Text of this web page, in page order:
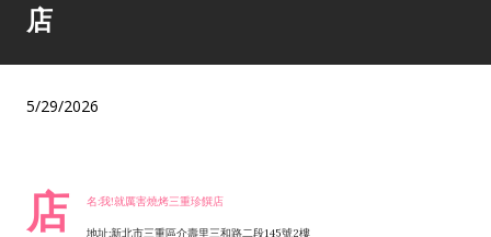
店
5/29/2026
店 名:我!就厲害燒烤三重珍饌店
地址:新北市三重區介壽里三和路二段145號2樓